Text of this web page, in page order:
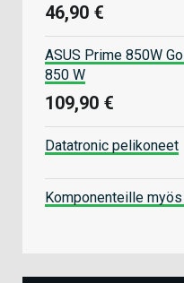
46,90 €
ASUS Prime 850W
850 W
109,90 €
Datatronic pelikoneet
Komponenteille